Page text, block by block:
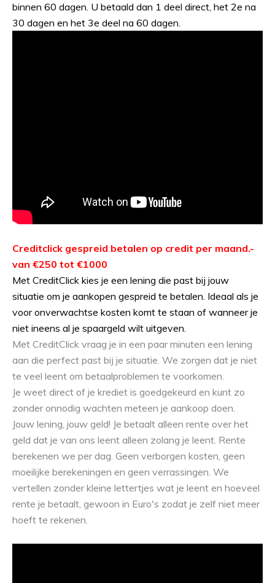
binnen 60 dagen. U betaald dan 1 deel direct, het 2e na
30 dagen en het 3e deel na 60 dagen.
Creditclick gespreid betalen op credit per maand.-
van €250 tot €1000
Met CreditClick kies je een lening die past bij jouw
situatie om je aankopen gespreid te betalen. Ideaal als je
voor onverwachtse kosten komt te staan of wanneer je
niet ineens al je spaargeld wilt uitgeven.
Met CreditClick vraag je in een paar minuten een lening
aan die perfect past bij je situatie. We zorgen dat je niet
te veel leent om betaalproblemen te voorkomen.
Je weet direct of je krediet is goedgekeurd en kunt zo
zonder onnodig wachten meteen je aankoop doen.
Jouw lening, jouw geld! Je betaalt alleen rente over het
geld dat je van ons leent alleen zolang je leent. Rente
berekenen we per dag. Geen verborgen kosten, geen
moeilijke berekeningen en geen verrassingen. We
vertellen zonder kleine lettertjes wat je leent en hoeveel
rente je betaalt, gewoon in Euro's zodat je zelf niet meer
hoeft te rekenen.